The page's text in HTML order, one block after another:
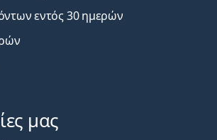
εντός 30 ημερών
μας